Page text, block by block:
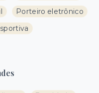
Porteiro eletrônico